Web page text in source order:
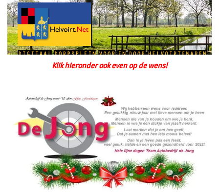
Klik hieronder ook even op de wens!